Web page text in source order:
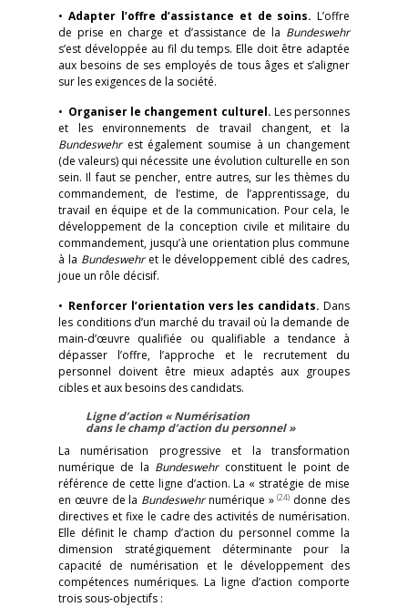
• Adapter l’offre d’assistance et de soins. L’offre
de prise en charge et d’assistance de la Bundeswehr
s’est développée au fil du temps. Elle doit être adaptée
aux besoins de ses employés de tous âges et s’aligner
sur les exigences de la société.
• Organiser le changement culturel. Les personnes
et les environnements de travail changent, et la
Bundeswehrest également soumise à un changement
(de valeurs) qui nécessite une évolution culturelle en son
sein. Il faut se pencher, entre autres, sur les thèmes du
commandement, de l’estime, de l’apprentissage, du
travail en équipe et de la communication. Pour cela, le
développement de la conception civile et militaire du
commandement, jusqu’à une orientation plus commune
à la Bundeswehret le développement ciblé des cadres,
joue un rôle décisif.
• Renforcer l’orientation vers les candidats. Dans
les conditions d’un marché du travail où la demande de
main-d’œuvre qualifiée ou qualifiable a tendance à
dépasser l’offre, l’approche et le recrutement du
personnel doivent être mieux adaptés aux groupes
cibles et aux besoins des candidats.
Ligne d’action « Numérisation
dans le champ d’action du personnel »
La numérisation progressive et la transformation
numérique de la Bundeswehrconstituent le point de
référence de cette ligne d’action. La « stratégie de mise
en œuvre de la Bundeswehrnumérique »(24) donne des
directives et fixe le cadre des activités de numérisation.
Elle définit le champ d’action du personnel comme la
dimension stratégiquement déterminante pour la
capacité de numérisation et le développement des
compétences numériques. La ligne d’action comporte
trois sous-objectifs :